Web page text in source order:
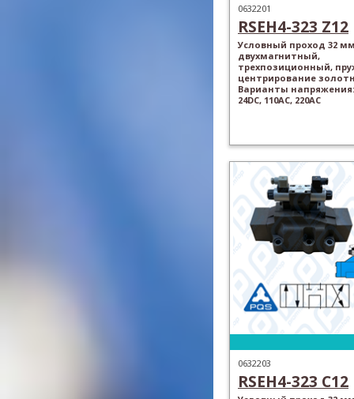
0632201
RSEH4-323 Z12
Условный проход 32
двухмагнитный,
трехпозиционный,
центрирование
Варианты напряжения:
24DC, 110AC, 220AC
0632203
RSEH4-323 C12